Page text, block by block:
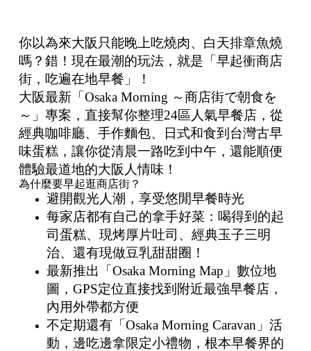
你以為來大阪只能晚上吃燒肉、白天排章魚燒
嗎？錯！現在最潮的玩法，就是「早起衝商店
街，吃遍在地早餐」！
大阪最新「Osaka Morning ～商店街で朝食を
～」專案，直接幫你整理24區人氣早餐店，從
經典咖啡廳、手作麵包、日式和食到台灣古早
味蛋糕，讓你從清晨一路吃到中午，還能順便
體驗最道地的大阪人情味！
為什麼要早起逛商店街？
避開觀光人潮，享受悠閒早餐時光
每家店都有自己的拿手好菜：喝得到的起
司蛋糕、現烤厚片吐司、經典玉子三明
治、還有現做豆乳甜甜圈！
最新推出「Osaka Morning Map」數位地
圖，GPS定位直接找到附近最強早餐店，
內用外帶都方便
不定期還有「Osaka Morning Caravan」活
動，邊吃邊拿限定小禮物，根本早餐界的